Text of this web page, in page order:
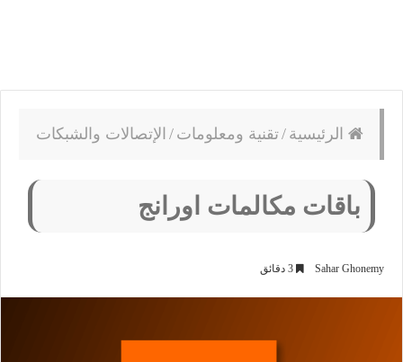
الرئيسية /تقنية ومعلومات / الإتصالات والشبكات
باقات مكالمات اورانج
Sahar Ghonemy